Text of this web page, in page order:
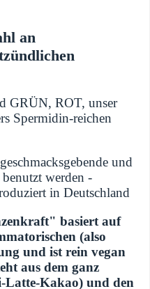
an
GRÜN,ROT, unser
Spermidin-reichen
und
werden -
in Deutschland
basiert auf
(also
und ist rein vegan
aus dem ganz
Latte-Kakao) und den